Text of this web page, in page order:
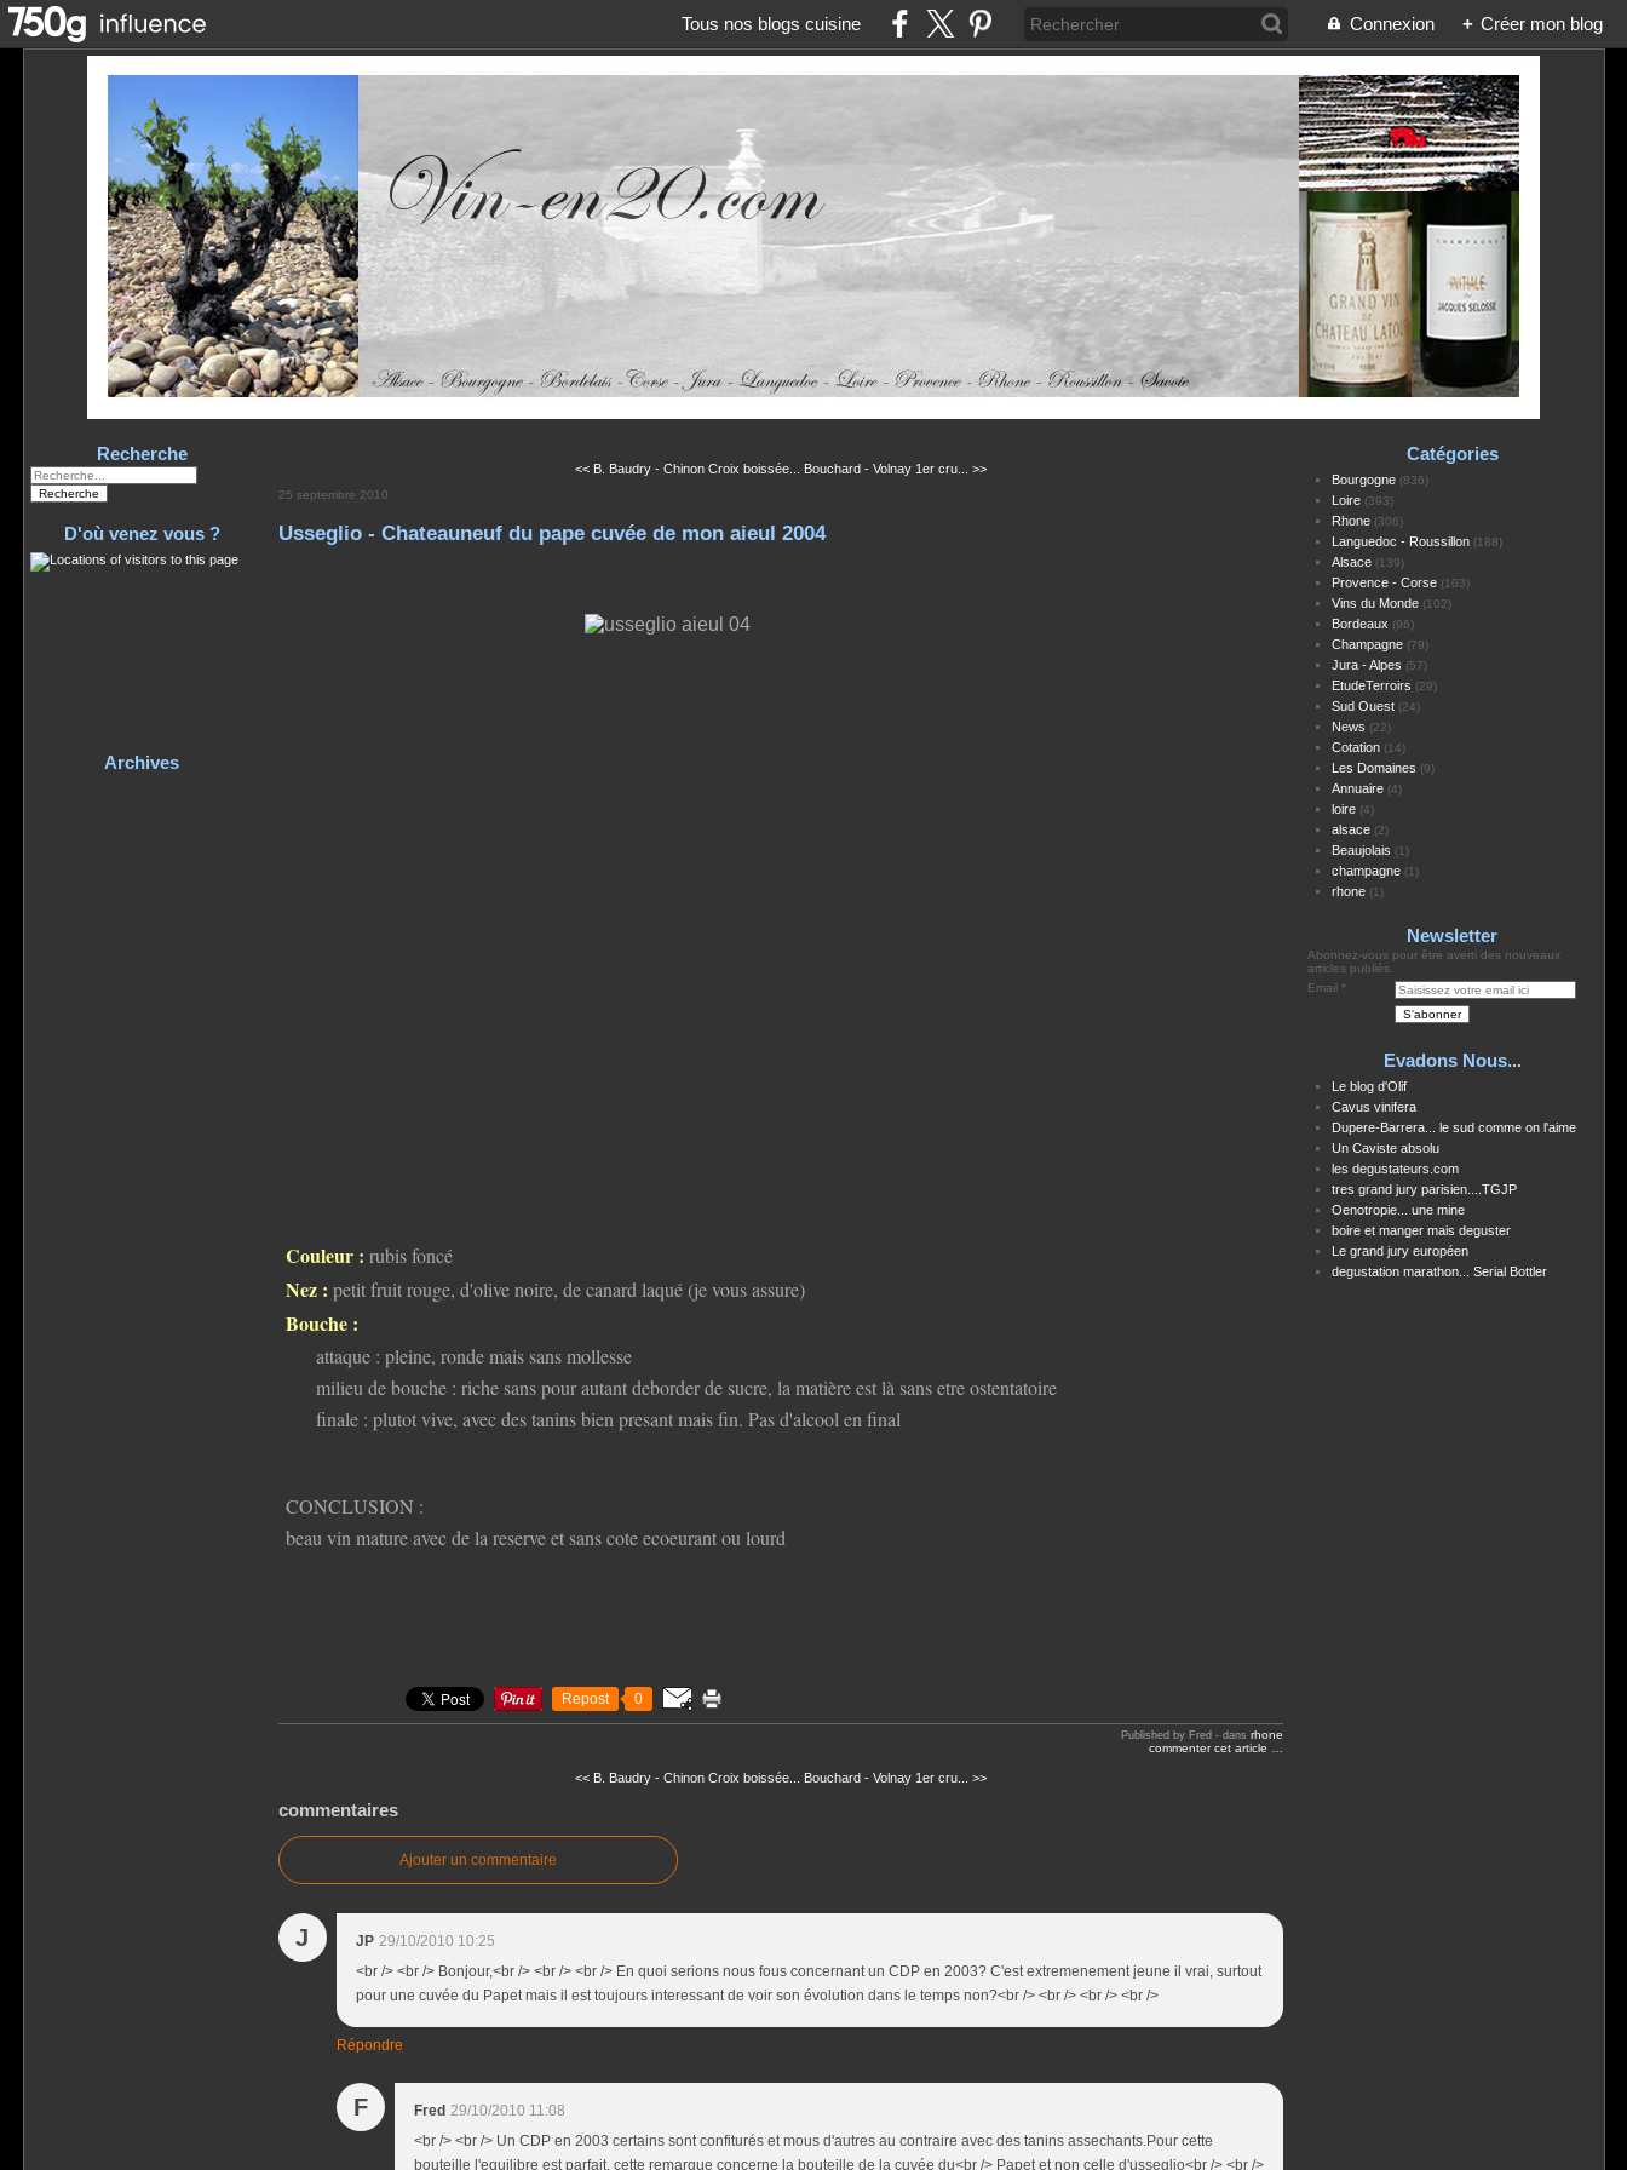
Tous nos blogs cuisine Connexion + Créer mon blog
Recherche
D'où venez vous ?
Archives
<< B. Baudry - Chinon Croix boissée... Bouchard - Volnay 1er cru... >>
25 septembre 2010
Usseglio - Chateauneuf du pape cuvée de mon aieul 2004
Couleur : rubis foncé
Nez : petit fruit rouge, d'olive noire, de canard laqué (je vous assure)
Bouche :
attaque : pleine, ronde mais sans mollesse
milieu de bouche : riche sans pour autant deborder de sucre, la matière est là sans etre ostentatoire
finale : plutot vive, avec des tanins bien presant mais fin. Pas d'alcool en final
CONCLUSION :
beau vin mature avec de la reserve et sans cote ecoeurant ou lourd
Repost 0
Published by Fred -dans rhone
commenter cet article
<< B. Baudry - Chinon Croix boissée... Bouchard - Volnay 1er cru... >>
commentaires
Ajouter un commentaire
J JP 29/10/2010 10:25
<br /> <br /> Bonjour,<br /> <br /> <br /> En quoi serions nous fous concernant un CDP en 2003? C'est extremenement jeune il vrai, surtout
pour une cuvée du Papet mais il est toujours interessant de voir son évolution dans le temps non?<br /> <br /> <br /> <br />
Répondre
F Fred 29/10/2010 11:08
<br /> <br /> Un CDP en 2003 certains sont confiturés et mous d'autres au contraire avec des tanins assechants.Pour cette
bouteille l'equilibre est parfait. cette remarque concerne la bouteille de la cuvée du<br /> Papet et non celle d'usseglio<br /> <br />
Catégories
Bourgogne(836)
Loire(393)
Rhone(306)
Languedoc - Roussillon(188)
Alsace(139)
Provence - Corse(103)
Vins du Monde(102)
Bordeaux (96)
Champagne(79)
Jura - Alpes (57)
EtudeTerroirs (29)
Sud Ouest(24)
News (22)
Cotation(14)
Les Domaines (9)
Annuaire(4)
loire(4)
alsace(2)
Beaujolais (1)
champagne(1)
rhone(1)
Newsletter
Abonnez-vous pour être averti des nouveaux
articles publiés.
Email
Evadons Nous...
Le blog d'Olif
Cavus vinifera
Dupere-Barrera... le sud comme on l'aime
Un Caviste absolu
les degustateurs.com
tres grand jury parisien....TGJP
Oenotropie... une mine
boire et manger mais deguster
Le grand jury européen
degustation marathon... Serial Bottler